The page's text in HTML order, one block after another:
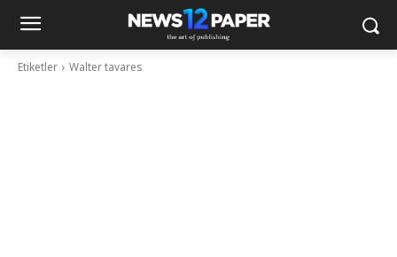
Etiketler Walter tavares